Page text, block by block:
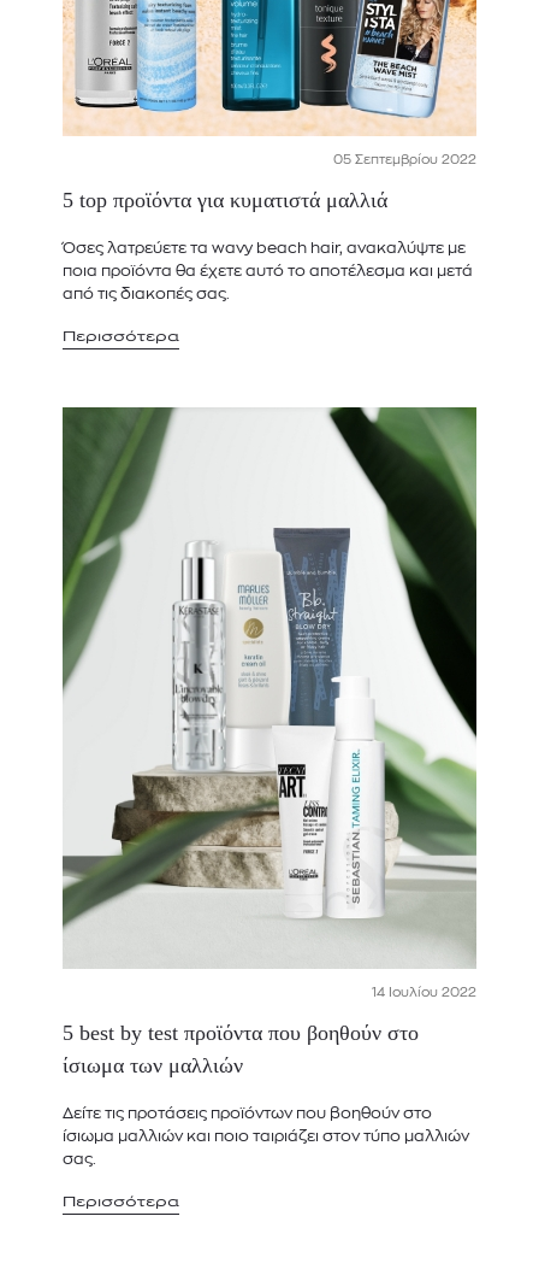
05 Σεπτεμβρίου 2022
5 top προϊόντα για κυματιστά μαλλιά
Όσες λατρεύετε τα wavy beach hair, ανακαλύψτε με
ποια προϊόντα θα έχετε αυτό το αποτέλεσμα και μετά
από τις διακοπές σας.
Περισσότερα
14 Ιουλίου 2022
5 best by test προϊόντα που βοηθούν στο
ίσιωμα των μαλλιών
Δείτε τις προτάσεις προϊόντων που βοηθούν στο
ίσιωμα μαλλιών και ποιο ταιριάζει στον τύπο μαλλιών
σας.
Περισσότερα